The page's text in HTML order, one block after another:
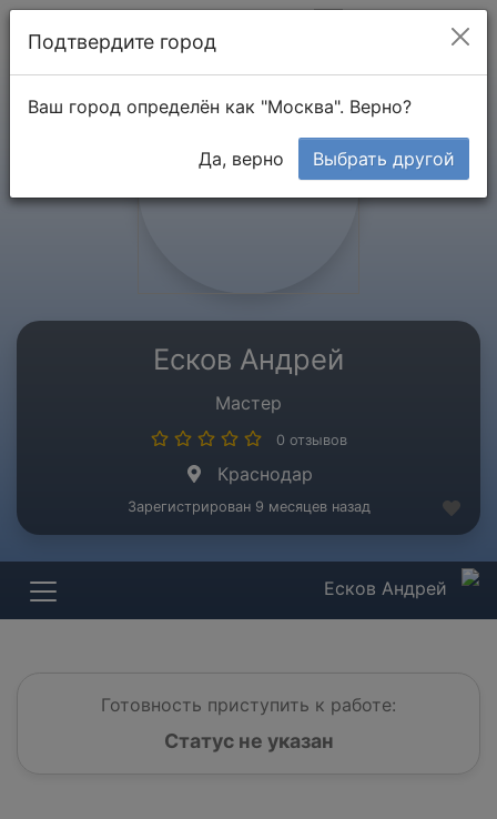
Есков Андрей
Мастер
0 отзывов
Краснодар
Зарегистрирован 9 месяцев назад
Есков Андрей
Готовность приступить к работе:
Статус не указан
Подтвердите город
Ваш город определён как "Москва". Верно?
Да, верно Выбрать другой